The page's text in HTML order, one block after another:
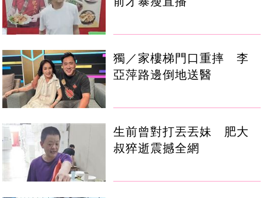
獨／家樓梯門口重摔 李
亞萍路邊倒地送醫
生前曾對打丟丟妹 肥大
叔猝逝震撼全網